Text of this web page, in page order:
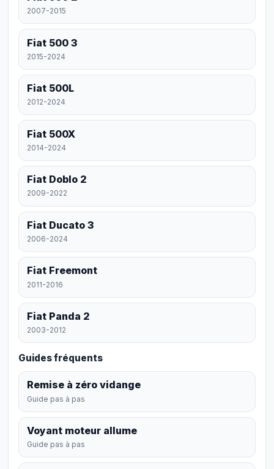
2007-2015
Fiat 500 3
2015-2024
Fiat 500L
2012-2024
Fiat 500X
2014-2024
Fiat Doblo 2
2009-2022
Fiat Ducato 3
2006-2024
Fiat Freemont
2011-2016
Fiat Panda 2
2003-2012
Guides fréquents
Remise à zéro vidange
Guide pas à pas
Voyant moteur allume
Guide pas à pas